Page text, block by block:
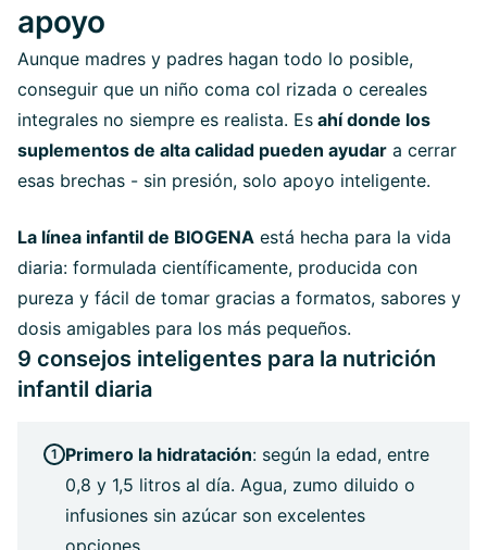
apoyo
Aunque madres y padres hagan todo lo posible,
conseguir que un niño coma col rizada o cereales
integrales no siempre es realista. Es ahí donde los
suplementos de alta calidad pueden ayudar a cerrar
esas brechas - sin presión, solo apoyo inteligente.
La línea infantil de BIOGENA está hecha para la vida
diaria: formulada científicamente, producida con
pureza y fácil de tomar gracias a formatos, sabores y
dosis amigables para los más pequeños.
9 consejos inteligentes para la nutrición
infantil diaria
Primero la hidratación: según la edad, entre
0,8 y 1,5 litros al día. Agua, zumo diluido o
infusiones sin azúcar son excelentes
opciones.